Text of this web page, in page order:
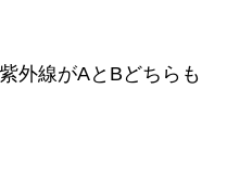
外線がAとBどちらも